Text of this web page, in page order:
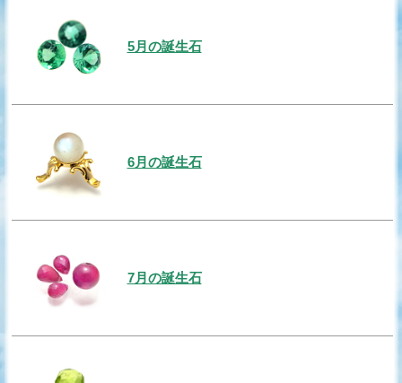
5月の誕生石
6月の誕生石
7月の誕生石